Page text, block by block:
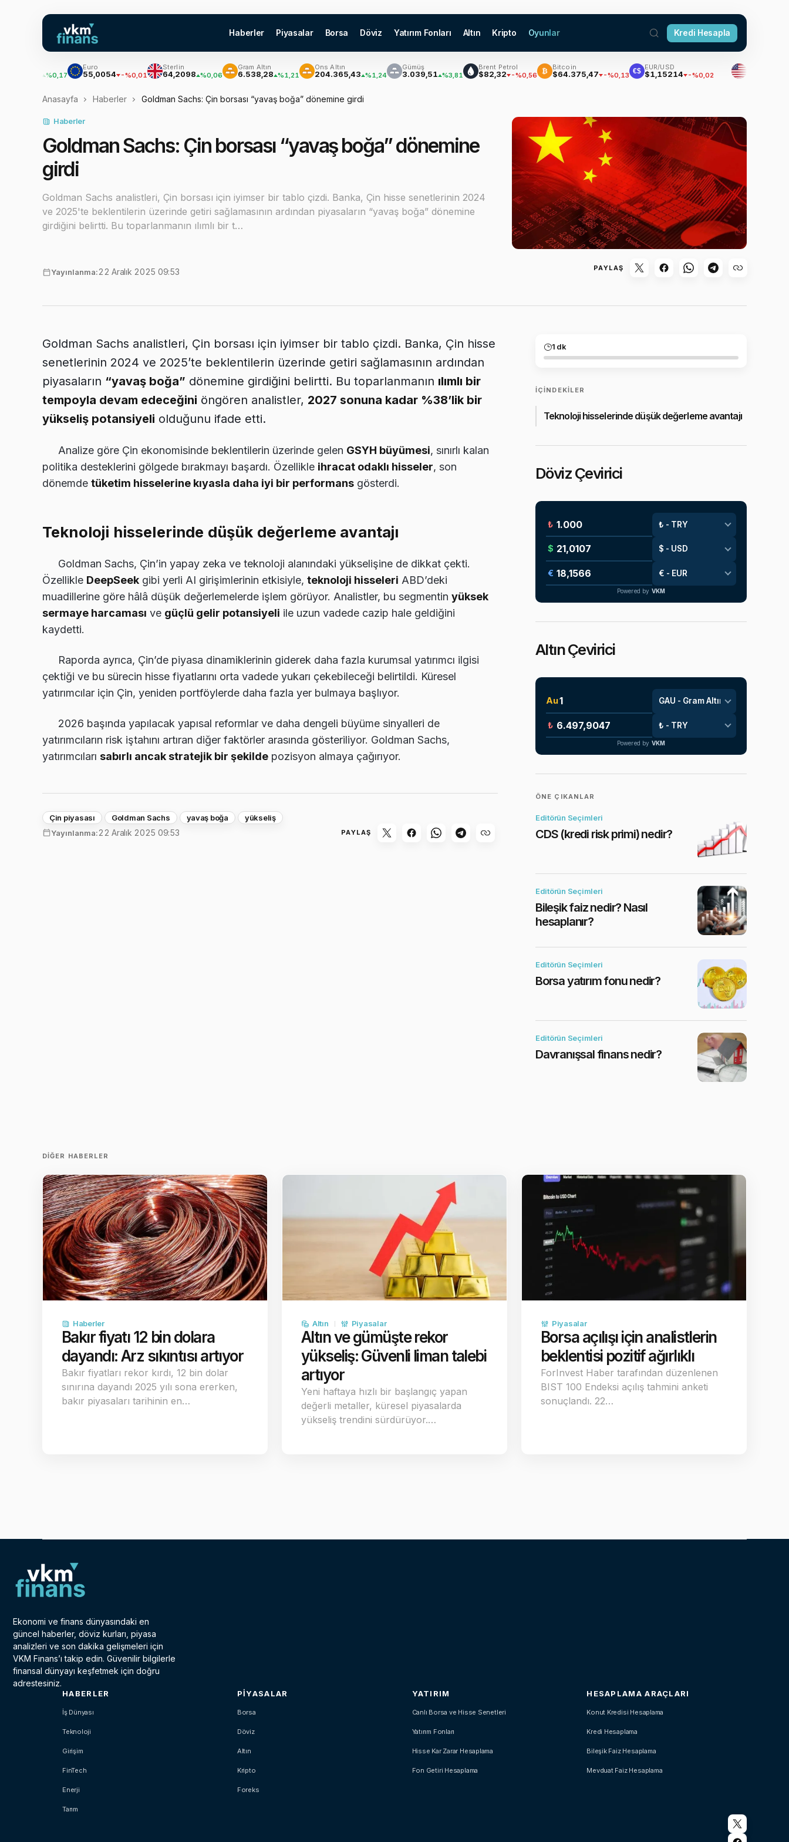
Haberler Piyasalar Borsa Döviz Yatırım Fonları Altın Kripto Oyunlar Kredi Hesapla
%0,17
Euro
55,0054 -%0,01
Sterlin
64,2098 %0,06
Gram Altın
6.538,28 %1,21
Ons Altın
204.365,43 %1,24
Gümüş
3.039,51 %3,81
Brent Petrol
$82,32 -%0,56 ₿
Bitcoin
$64.375,47 -%0,13 €$
EUR/USD
$1,15214 -%0,02
Dolar
47,7047
Anasayfa Haberler Goldman Sachs: Çin borsası “yavaş boğa” dönemine girdi
Haberler
Goldman Sachs: Çin borsası “yavaş boğa” dönemine
girdi
Goldman Sachs analistleri, Çin borsası için iyimser bir tablo çizdi. Banka, Çin hisse senetlerinin 2024
ve 2025'te beklentilerin üzerinde getiri sağlamasının ardından piyasaların “yavaş boğa” dönemine
girdiğini belirtti. Bu toparlanmanın ılımlı bir t…
Yayınlanma:22 Aralık 2025 09:53 PAYLAŞ
Goldman Sachs analistleri, Çin borsası için iyimser bir tablo çizdi. Banka, Çin hisse
senetlerinin 2024 ve 2025’te beklentilerin üzerinde getiri sağlamasının ardından
piyasaların “yavaş boğa” dönemine girdiğini belirtti. Bu toparlanmanın ılımlı bir
tempoyla devam edeceğini öngören analistler, 2027 sonuna kadar %38’lik bir
yükseliş potansiyeli olduğunu ifade etti.
Analize göre Çin ekonomisinde beklentilerin üzerinde gelen GSYH büyümesi, sınırlı kalan
politika desteklerini gölgede bırakmayı başardı. Özellikle ihracat odaklı hisseler, son
dönemde tüketim hisselerine kıyasla daha iyi bir performans gösterdi.
Teknoloji hisselerinde düşük değerleme avantajı
Goldman Sachs, Çin’in yapay zeka ve teknoloji alanındaki yükselişine de dikkat çekti.
Özellikle DeepSeek gibi yerli AI girişimlerinin etkisiyle, teknoloji hisseleri ABD’deki
muadillerine göre hâlâ düşük değerlemelerde işlem görüyor. Analistler, bu segmentin yüksek
sermaye harcaması ve güçlü gelir potansiyeli ile uzun vadede cazip hale geldiğini
kaydetti.
Raporda ayrıca, Çin’de piyasa dinamiklerinin giderek daha fazla kurumsal yatırımcı ilgisi
çektiği ve bu sürecin hisse fiyatlarını orta vadede yukarı çekebileceği belirtildi. Küresel
yatırımcılar için Çin, yeniden portföylerde daha fazla yer bulmaya başlıyor.
2026 başında yapılacak yapısal reformlar ve daha dengeli büyüme sinyalleri de
yatırımcıların risk iştahını artıran diğer faktörler arasında gösteriliyor. Goldman Sachs,
yatırımcıları sabırlı ancak stratejik bir şekilde pozisyon almaya çağırıyor.
Çin piyasası Goldman Sachs yavaş boğa
yükseliş
Yayınlanma:22 Aralık 2025 09:53 PAYLAŞ
1 dk
İÇINDEKILER
Teknoloji hisselerinde düşük değerleme avantajı
Döviz Çevirici
₺
$
€
Powered by VKM
Altın Çevirici
Au
₺
Powered by VKM
ÖNE ÇIKANLAR
Editörün Seçimleri
CDS (kredi risk primi) nedir?
Editörün Seçimleri
Bileşik faiz nedir? Nasıl
hesaplanır?
Editörün Seçimleri
Borsa yatırım fonu nedir?
Editörün Seçimleri
Davranışsal finans nedir?
DIĞER HABERLER
Haberler
Bakır fiyatı 12 bin dolara
dayandı: Arz sıkıntısı artıyor
Bakır fiyatları rekor kırdı, 12 bin dolar
sınırına dayandı 2025 yılı sona ererken,
bakır piyasaları tarihinin en…
Altın Piyasalar
Altın ve gümüşte rekor
yükseliş: Güvenli liman talebi
artıyor
Yeni haftaya hızlı bir başlangıç yapan
değerli metaller, küresel piyasalarda
yükseliş trendini sürdürüyor.…
Piyasalar
Borsa açılışı için analistlerin
beklentisi pozitif ağırlıklı
ForInvest Haber tarafından düzenlenen
BIST 100 Endeksi açılış tahmini anketi
sonuçlandı. 22…
Ekonomi ve finans dünyasındaki en
güncel haberler, döviz kurları, piyasa
analizleri ve son dakika gelişmeleri için
VKM Finans’ı takip edin. Güvenilir bilgilerle
finansal dünyayı keşfetmek için doğru
adrestesiniz.
HABERLER
İş Dünyası
Teknoloji
Girişim
FinTech
Enerji
Tarım
PIYASALAR
Borsa
Döviz
Altın
Kripto
Foreks
YATIRIM
Canlı Borsa ve Hisse Senetleri
Yatırım Fonları
Hisse Kar Zarar Hesaplama
Fon Getiri Hesaplama
HESAPLAMA ARAÇLARI
Konut Kredisi Hesaplama
Kredi Hesaplama
Bileşik Faiz Hesaplama
Mevduat Faiz Hesaplama